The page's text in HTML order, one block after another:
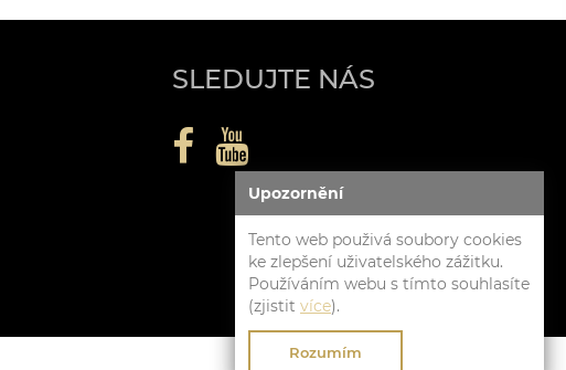
SLEDUJTE NÁS
Upozornění
Tento web použivá soubory cookies
ke zlepšení uživatelského zážitku.
Používáním webu s tímto souhlasíte
(zjistit více).
Rozumím